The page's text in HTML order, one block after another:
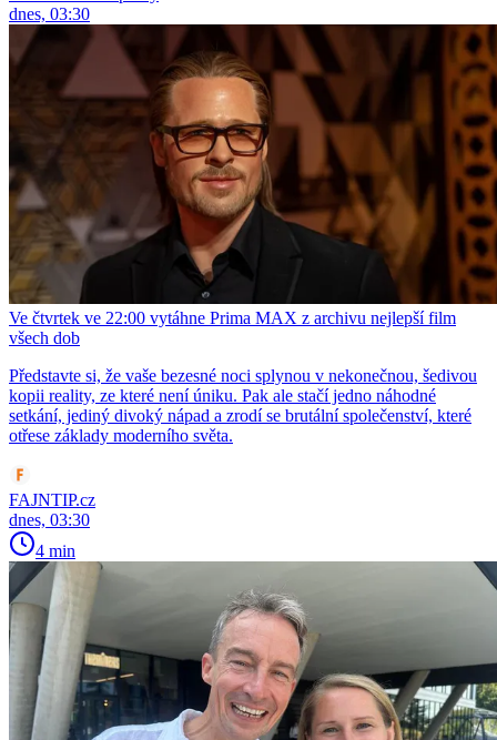
dnes, 03:30
Ve čtvrtek ve 22:00 vytáhne Prima MAX z archivu nejlepší film
všech dob
Představte si, že vaše bezesné noci splynou v nekonečnou, šedivou
kopii reality, ze které není úniku. Pak ale stačí jedno náhodné
setkání, jediný divoký nápad a zrodí se brutální společenství, které
otřese základy moderního světa.
FAJNTIP.cz
dnes, 03:30
4 min